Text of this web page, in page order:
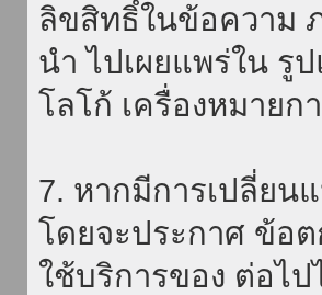
ลิขสิทธิ์ในข้อความ
นำ ไปเผยแพร่ใน รู
โลโก้ เครื่องหมาย
7. หากมีการเปลี่ยน
โดยจะประกาศ ข้อ
ใช้บริการของ ต่อไ